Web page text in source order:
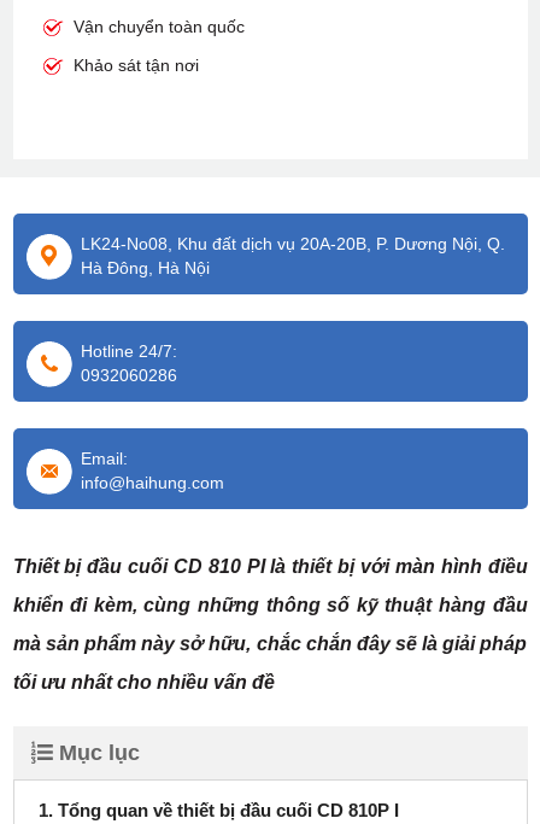
Vận chuyển toàn quốc
Khảo sát tận nơi
LK24-No08, Khu đất dịch vụ 20A-20B, P. Dương Nội, Q.
Hà Đông, Hà Nội
Hotline 24/7:
0932060286
Email:
info@haihung.com
Thiết bị đầu cuối CD 810 PIlà thiết bị với màn hình điều
khiển đi kèm, cùng những thông số kỹ thuật hàng đầu
mà sản phẩm này sở hữu, chắc chắn đây sẽ là giải pháp
tối ưu nhất cho nhiều vấn đề
Mục lục
1. Tổng quan về thiết bị đầu cuối CD 810P I